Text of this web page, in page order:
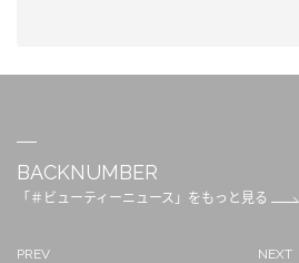
BACKNUMBER
「＃ビューティーニュース」をもっと見る
PREV NEXT